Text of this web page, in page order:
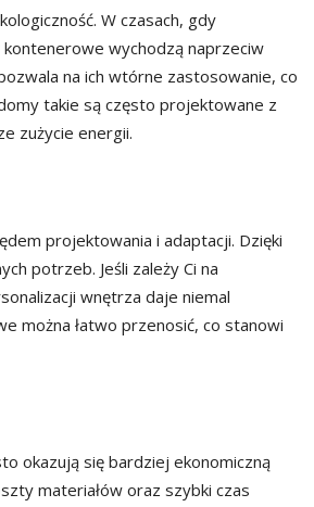
W czasach, gdy
wychodzą naprzeciw
na ich wtórne zastosowanie, co
takie są często projektowane z
zużycie energii.
projektowania i adaptacji. Dzięki
potrzeb. Jeśli zależy Ci na
wnętrza daje niemal
można łatwo przenosić, co stanowi
okazują się bardziej ekonomiczną
materiałów oraz szybki czas